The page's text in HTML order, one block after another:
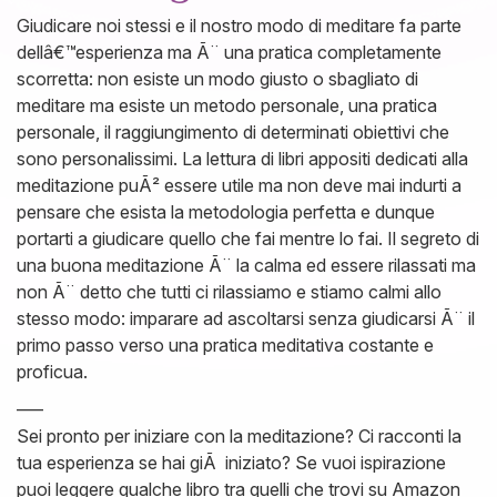
Giudicare noi stessi e il nostro modo di meditare fa parte
dellâ€™esperienza ma Ã¨ una pratica completamente
scorretta: non esiste un modo giusto o sbagliato di
meditare ma esiste un metodo personale, una pratica
personale, il raggiungimento di determinati obiettivi che
sono personalissimi. La lettura di libri appositi dedicati alla
meditazione puÃ² essere utile ma non deve mai indurti a
pensare che esista la metodologia perfetta e dunque
portarti a giudicare quello che fai mentre lo fai. Il segreto di
una buona meditazione Ã¨ la calma ed essere rilassati ma
non Ã¨ detto che tutti ci rilassiamo e stiamo calmi allo
stesso modo: imparare ad ascoltarsi senza giudicarsi Ã¨ il
primo passo verso una pratica meditativa costante e
proficua.
—–
Sei pronto per iniziare con la meditazione? Ci racconti la
tua esperienza se hai giÃ iniziato? Se vuoi ispirazione
puoi leggere qualche libro tra quelli che trovi su Amazon